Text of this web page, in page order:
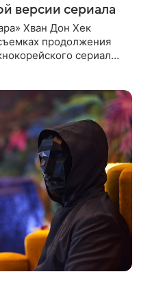
версии сериала
Хван Дон Хек
продолжения
сериала